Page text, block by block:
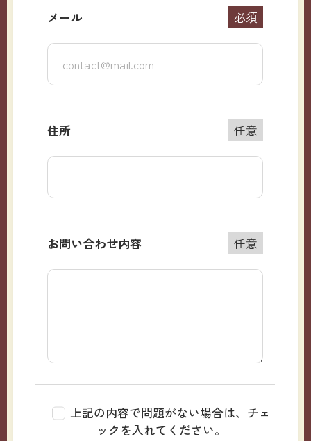
必須
メール
任意
住所
任意
お問い合わせ内容
上記の内容で問題がない場合は、チェ
ックを入れてください。